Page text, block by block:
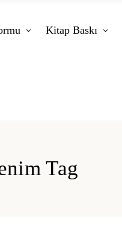
Kitap Baskı
Tag